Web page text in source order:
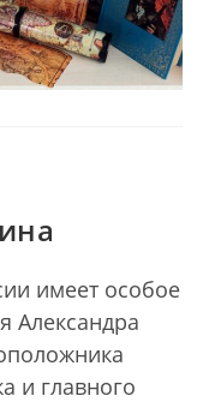
имеет особое
Александра
и главного